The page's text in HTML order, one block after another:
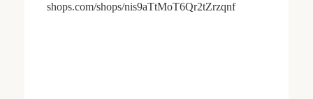
shops.com/shops/nis9aTtMoT6Qr2tZrzqnf